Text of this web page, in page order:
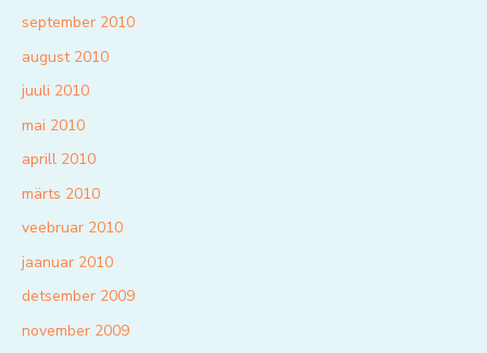
september 2010
august 2010
juuli 2010
mai 2010
aprill 2010
märts 2010
veebruar 2010
jaanuar 2010
detsember 2009
november 2009